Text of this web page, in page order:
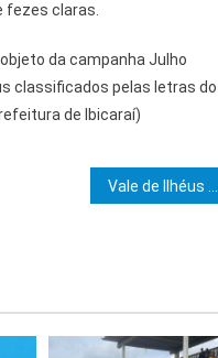
fezes claras.
da campanha Julho
classificados pelas letras do
de Ibicaraí)
Vale de Ilhéus realiza sessão de iniciação aos graus 23 e 24